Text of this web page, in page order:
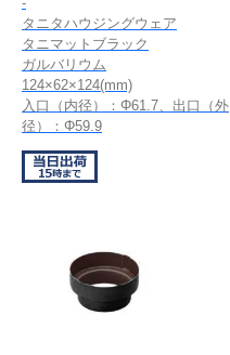
タニタハウジングウェア
タニマットブラック
ガルバリウム
124×62×124(mm)
入口（内径）：Φ61.7、出口（外
径）：Φ59.9